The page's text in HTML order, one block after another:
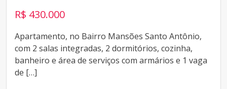
R$ 430.000
Apartamento, no Bairro Mansões Santo Antônio,
com 2 salas integradas, 2 dormitórios, cozinha,
banheiro e área de serviços com armários e 1 vaga
de […]